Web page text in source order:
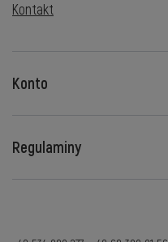
Kontakt
Konto
Regulaminy